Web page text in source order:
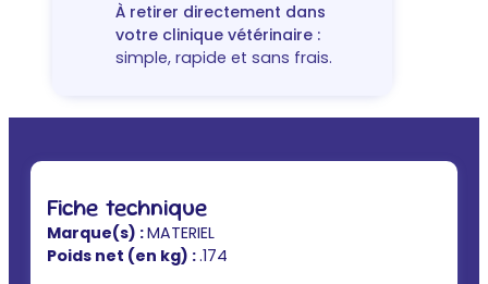
À retirer directement dans
votre clinique vétérinaire :
simple, rapide et sans frais.
Fiche technique
Marque(s) :MATERIEL
Poids net (en kg) :.174